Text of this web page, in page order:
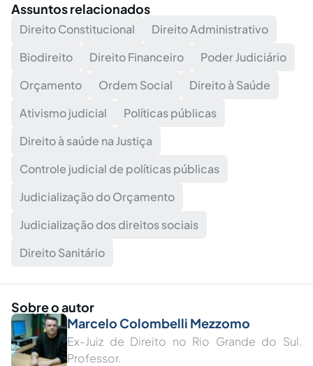
Assuntos relacionados
Direito Constitucional
Direito Administrativo
Biodireito
Direito Financeiro
Poder Judiciário
Orçamento
Ordem Social
Direito à Saúde
Ativismo judicial
Políticas públicas
Direito à saúde na Justiça
Controle judicial de políticas públicas
Judicialização do Orçamento
Judicialização dos direitos sociais
Direito Sanitário
Sobre o autor
Marcelo Colombelli Mezzomo
Ex-Juiz de Direito no Rio Grande do Sul.
Professor.